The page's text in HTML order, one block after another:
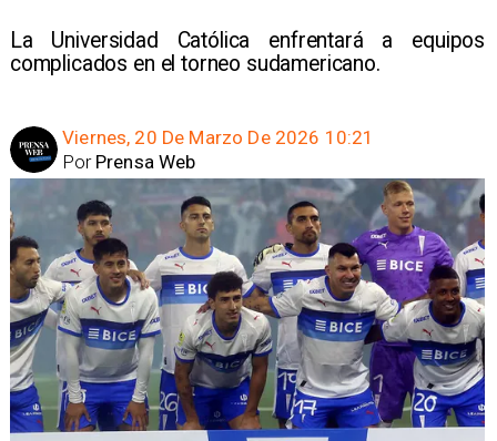
La Universidad Católica enfrentará a equipos
complicados en el torneo sudamericano.
Viernes, 20 De Marzo De 2026 10:21
Prensa Web
Por